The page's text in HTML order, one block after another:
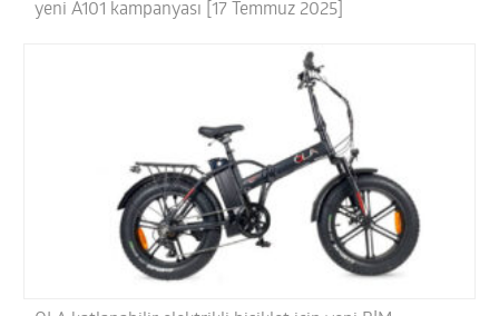
yeni A101 kampanyası [17 Temmuz 2025]